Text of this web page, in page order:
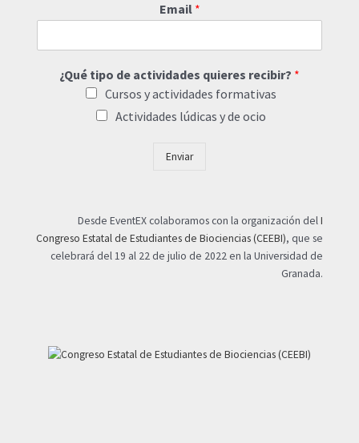
Email *
¿Qué tipo de actividades quieres recibir? *
Cursos y actividades formativas
Actividades lúdicas y de ocio
Enviar
Desde EventEX colaboramos con la organización delI
Congreso Estatal de Estudiantes de Biociencias (CEEBI), que se
celebrará del 19 al 22 de julio de 2022 en la Universidad de
Granada.